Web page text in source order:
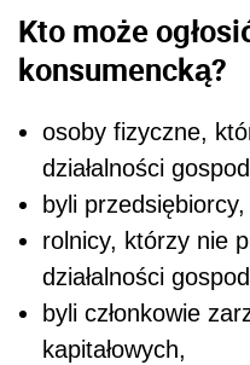
Kto może
konsumencką?
osoby fizyczne,
działalności
byli przedsiębiorcy,
rolnicy, którzy nie
działalności
byli członkowie
kapitałowych,